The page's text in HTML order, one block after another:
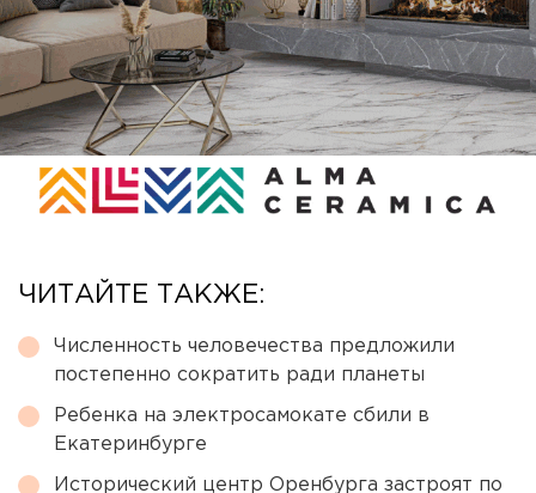
ЧИТАЙТЕ ТАКЖЕ:
Численность человечества предложили
постепенно сократить ради планеты
Ребенка на электросамокате сбили в
Екатеринбурге
Исторический центр Оренбурга застроят по